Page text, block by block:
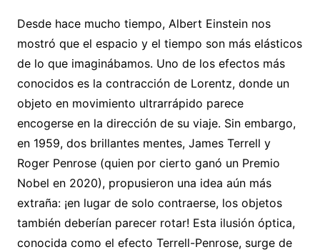
Desde hace mucho tiempo, Albert Einstein nos
mostró que el espacio y el tiempo son más elásticos
de lo que imaginábamos. Uno de los efectos más
conocidos es la contracción de Lorentz, donde un
objeto en movimiento ultrarrápido parece
encogerse en la dirección de su viaje. Sin embargo,
en 1959, dos brillantes mentes, James Terrell y
Roger Penrose (quien por cierto ganó un Premio
Nobel en 2020), propusieron una idea aún más
extraña: ¡en lugar de solo contraerse, los objetos
también deberían parecer rotar! Esta ilusión óptica,
conocida como el efecto Terrell-Penrose, surge de